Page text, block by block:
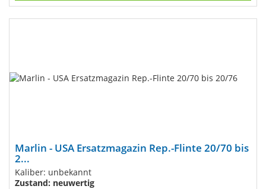
Marlin - USA Ersatzmagazin Rep.-Flinte 20/70 bis
2...
Kaliber: unbekannt
Zustand: neuwertig